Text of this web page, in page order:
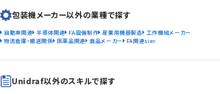
包装機メーカー以外の業種で探す
自動車関連 半導体関連 FA設備制作 産業用機器製造
工作機械メーカー
物流倉庫・搬送関係 医薬品関連 食品メーカー FA関連sier
Unidraf以外のスキルで探す